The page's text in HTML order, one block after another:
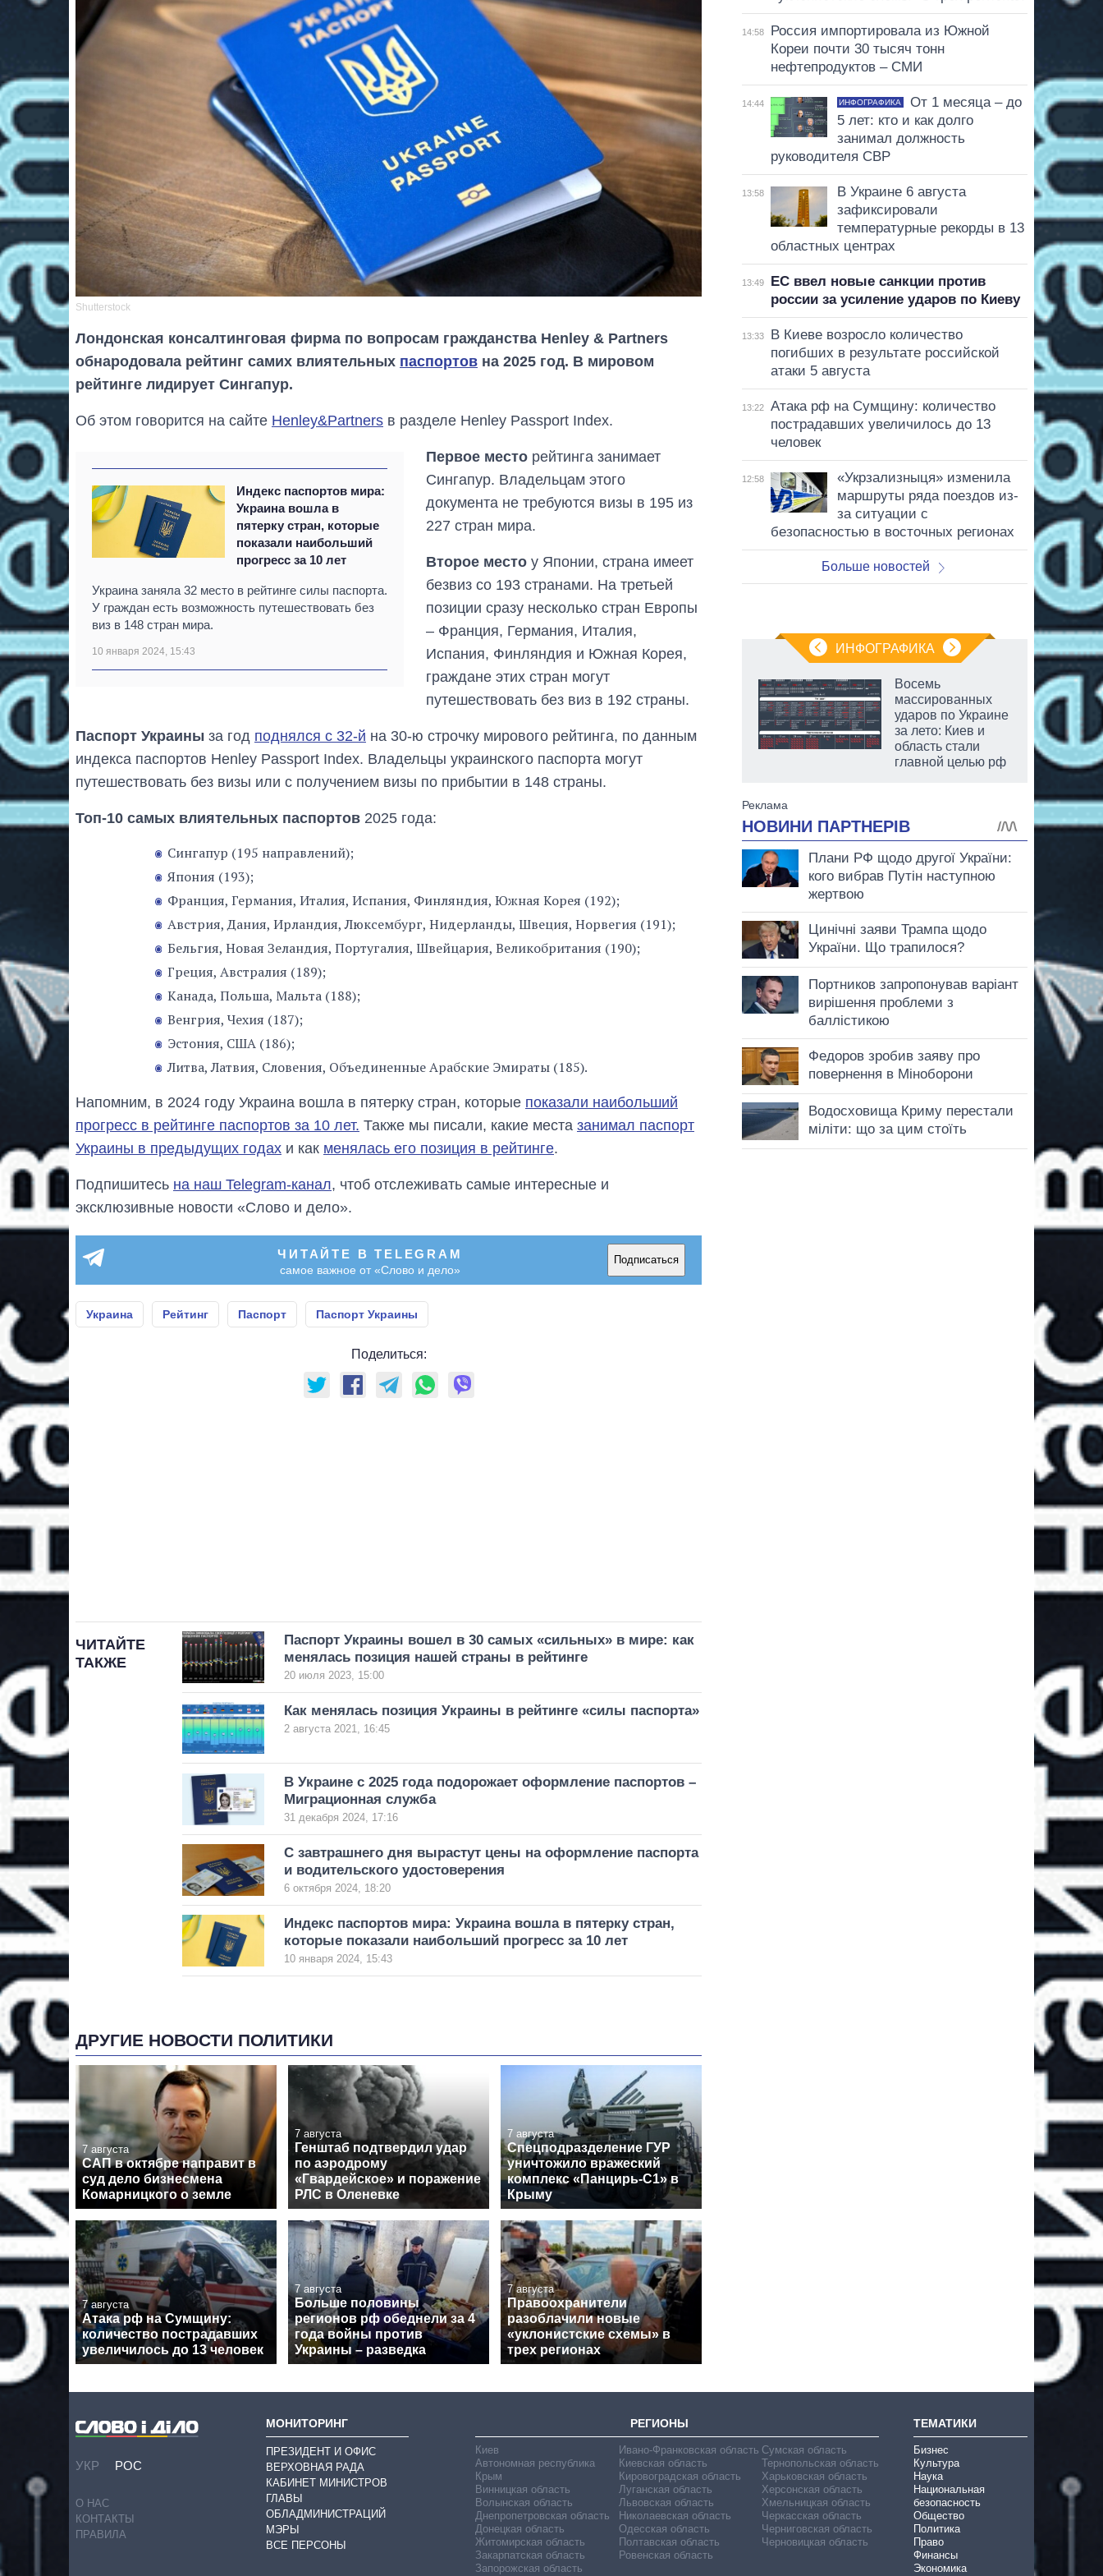
Shutterstock
Лондонская консалтинговая фирма по вопросам гражданства Henley & Partners
обнародовала рейтинг самих влиятельных паспортов на 2025 год. В мировом
рейтинге лидирует Сингапур.
Об этом говорится на сайте Henley&Partners в разделе Henley Passport Index.
Индекс паспортов мира:
Украина вошла в
пятерку стран, которые
показали наибольший
прогресс за 10 лет
Украина заняла 32 место в рейтинге силы паспорта.
У граждан есть возможность путешествовать без
виз в 148 стран мира.
10 января 2024, 15:43
Первое место рейтинга занимает
Сингапур. Владельцам этого
документа не требуются визы в 195 из
227 стран мира.
Второе место у Японии, страна имеет
безвиз со 193 странами. На третьей
позиции сразу несколько стран Европы
– Франция, Германия, Италия,
Испания, Финляндия и Южная Корея,
граждане этих стран могут
путешествовать без виз в 192 страны.
Паспорт Украины за год поднялся с 32-й на 30-ю строчку мирового рейтинга, по данным
индекса паспортов Henley Passport Index. Владельцы украинского паспорта могут
путешествовать без визы или с получением визы по прибытии в 148 страны.
Топ-10 самых влиятельных паспортов 2025 года:
Сингапур (195 направлений);
Япония (193);
Франция, Германия, Италия, Испания, Финляндия, Южная Корея (192);
Австрия, Дания, Ирландия, Люксембург, Нидерланды, Швеция, Норвегия (191);
Бельгия, Новая Зеландия, Португалия, Швейцария, Великобритания (190);
Греция, Австралия (189);
Канада, Польша, Мальта (188);
Венгрия, Чехия (187);
Эстония, США (186);
Литва, Латвия, Словения, Объединенные Арабские Эмираты (185).
Напомним, в 2024 году Украина вошла в пятерку стран, которые показали наибольший
прогресс в рейтинге паспортов за 10 лет. Также мы писали, какие места занимал паспорт
Украины в предыдущих годах и как менялась его позиция в рейтинге.
Подпишитесь на наш Telegram-канал, чтоб отслеживать самые интересные и
эксклюзивные новости «Слово и дело».
ЧИТАЙТЕ В TELEGRAM
самое важное от «Слово и дело»
Подписаться
Украина Рейтинг Паспорт Паспорт Украины
Поделиться:
ЧИТАЙТЕ
ТАКЖЕ
Паспорт Украины вошел в 30 самых «сильных» в мире: как
менялась позиция нашей страны в рейтинге
20 июля 2023, 15:00
Как менялась позиция Украины в рейтинге «силы паспорта»
2 августа 2021, 16:45
В Украине с 2025 года подорожает оформление паспортов –
Миграционная служба
31 декабря 2024, 17:16
С завтрашнего дня вырастут цены на оформление паспорта
и водительского удостоверения
6 октября 2024, 18:20
Индекс паспортов мира: Украина вошла в пятерку стран,
которые показали наибольший прогресс за 10 лет
10 января 2024, 15:43
ДРУГИЕ НОВОСТИ ПОЛИТИКИ
7 августа
САП в октябре направит в
суд дело бизнесмена
Комарницкого о земле
7 августа
Генштаб подтвердил удар
по аэродрому
«Гвардейское» и поражение
РЛС в Оленевке
7 августа
Спецподразделение ГУР
уничтожило вражеский
комплекс «Панцирь-С1» в
Крыму
7 августа
Атака рф на Сумщину:
количество пострадавших
увеличилось до 13 человек
7 августа
Больше половины
регионов рф обеднели за 4
года войны против
Украины – разведка
7 августа
Правоохранители
разоблачили новые
«уклонистские схемы» в
трех регионах
14:58
Россия импортировала из Южной
Кореи почти 30 тысяч тонн
нефтепродуктов – СМИ
14:44 ИНФОГРАФИКА
От 1 месяца – до
5 лет: кто и как долго
занимал должность
руководителя СВР
13:58
В Украине 6 августа
зафиксировали
температурные рекорды в 13
областных центрах
13:49
ЕС ввел новые санкции против
россии за усиление ударов по Киеву
13:33
В Киеве возросло количество
погибших в результате российской
атаки 5 августа
13:22
Атака рф на Сумщину: количество
пострадавших увеличилось до 13
человек
12:58
«Укрзализныця» изменила
маршруты ряда поездов из-
за ситуации с
безопасностью в восточных регионах
Больше новостей
ИНФОГРАФИКА
лет: кто и как долго
должность
руководителя СВР
Восемь
массированных
ударов по Украине
за лето: Киев и
область стали
главной целью рф
УКР РОС
О НАС
КОНТАКТЫ
ПРАВИЛА
МОНИТОРИНГ
ПРЕЗИДЕНТ И ОФИС
ВЕРХОВНАЯ РАДА
КАБИНЕТ МИНИСТРОВ
ГЛАВЫ
ОБЛАДМИНИСТРАЦИЙ
МЭРЫ
ВСЕ ПЕРСОНЫ
РЕГИОНЫ
Киев
Автономная республика
Крым
Винницкая область
Волынская область
Днепропетровская область
Донецкая область
Житомирская область
Закарпатская область
Запорожская область
Ивано-Франковская область
Киевская область
Кировоградская область
Луганская область
Львовская область
Николаевская область
Одесская область
Полтавская область
Ровенская область
Сумская область
Тернопольская область
Харьковская область
Херсонская область
Хмельницкая область
Черкасская область
Черниговская область
Черновицкая область
ТЕМАТИКИ
Бизнес
Культура
Наука
Национальная
безопасность
Общество
Политика
Право
Финансы
Экономика